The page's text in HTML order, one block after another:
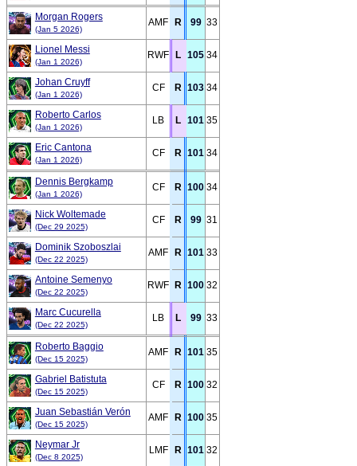
Morgan Rogers
(Jan 5 2026)
AMF R 99 33
Lionel Messi
(Jan 1 2026)
RWF L 105 34
Johan Cruyff
(Jan 1 2026)
CF R 103 34
Roberto Carlos
(Jan 1 2026)
LB L 101 35
Eric Cantona
(Jan 1 2026)
CF R 101 34
Dennis Bergkamp
(Jan 1 2026)
CF R 100 34
Nick Woltemade
(Dec 29 2025)
CF R 99 31
Dominik Szoboszlai
(Dec 22 2025)
AMF R 101 33
Antoine Semenyo
(Dec 22 2025)
RWF R 100 32
Marc Cucurella
(Dec 22 2025)
LB L 99 33
Roberto Baggio
(Dec 15 2025)
AMF R 101 35
Gabriel Batistuta
(Dec 15 2025)
CF R 100 32
Juan Sebastián Verón
(Dec 15 2025)
AMF R 100 35
Neymar Jr
(Dec 8 2025)
LMF R 101 32